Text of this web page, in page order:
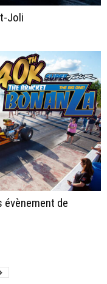
Joli
évènement de